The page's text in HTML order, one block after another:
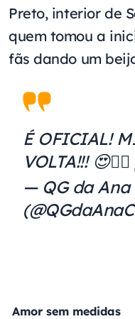
Preto, interior de
quem tomou a
fãs dando um
É OFICIAL!
VOLTA!!! 😍❤️‍🔥
— QG da Ana
Amor sem medidas